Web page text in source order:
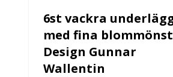
6st vackra
med fina
Design Gunnar
Wallentin